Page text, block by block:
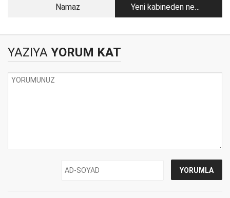
Namaz
Yeni kabineden ne
beklemeliyiz?
YAZIYA YORUM KAT